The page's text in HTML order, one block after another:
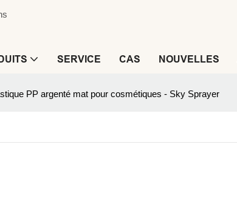
SERVICE CAS NOUVELLES
PP argenté mat pour cosmétiques - Sky Sprayer